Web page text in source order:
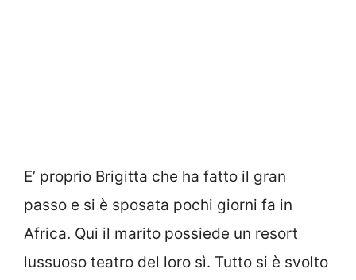
E’ proprio Brigitta che ha fatto il gran
passo e si è sposata pochi giorni fa in
Africa. Qui il marito possiede un resort
lussuoso teatro del loro sì. Tutto si è svolto